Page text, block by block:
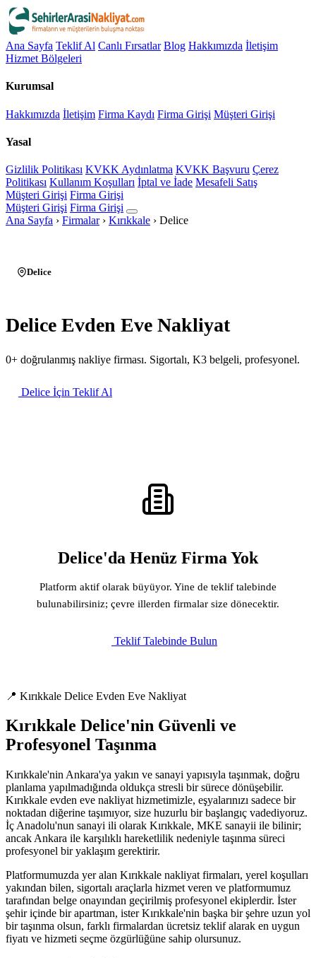
Ana Sayfa Teklif Al Canlı Fırsatlar Blog Hakkımızda İletişim
Hizmet Bölgeleri
Kurumsal
Hakkımızda İletişim Firma Kaydı Firma Girişi Müşteri Girişi
Yasal
Gizlilik Politikası KVKK Aydınlatma KVKK Başvuru Çerez
Politikası Kullanım Koşulları İptal ve İade Mesafeli Satış
Müşteri Girişi Firma Girişi
Müşteri Girişi Firma Girişi
Ana Sayfa › Firmalar › Kırıkkale › Delice
Delice
Delice Evden Eve Nakliyat
0+ doğrulanmış nakliye firması. Sigortalı, K3 belgeli, profesyonel.
Delice İçin Teklif Al
Delice'da Henüz Firma Yok
Platform aktif olarak büyüyor. Yine de teklif talebinde
bulunabilirsiniz; çevre illerden firmalar size dönecektir.
Teklif Talebinde Bulun
📍 Kırıkkale Delice Evden Eve Nakliyat
Kırıkkale Delice'nin Güvenli ve
Profesyonel Taşınma
Kırıkkale'nin Ankara'ya yakın ve sanayi yapısıyla taşınmak, doğru
planlama yapılmadığında oldukça stresli bir sürece dönüşebilir.
Kırıkkale evden eve nakliyat hizmetimizle, eşyalarınızı sadece bir
noktadan diğerine taşımıyor, size huzurlu bir başlangıç vadediyoruz.
İç Anadolu'nun sanayi ili olarak Kırıkkale, MKE sanayii ile bilinir;
ancak Ankara ile karşılıklı hareketlilik nedeniyle taşınma süreci
profesyonel bir yaklaşım gerektirir.
Platformumuzda yer alan Kırıkkale nakliyat firmaları, yerel koşulları
yakından bilen, sigortalı araçlarla hizmet veren ve platformumuz
tarafından belge onayından geçirilmiş profesyonel ekiplerdir. İster
şehir içinde bir apartman, ister Kırıkkale'nin başka bir şehre uzun yol
bir taşınma olsun, farklı firmalardan ücretsiz teklif alarak en uygun
fiyatı ve hizmeti seçme özgürlüğüne sahip olursunuz.